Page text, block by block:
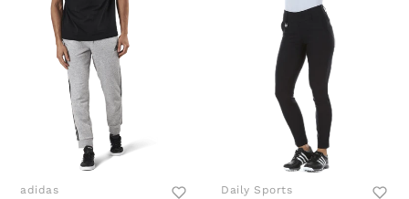
adidas Daily Sports